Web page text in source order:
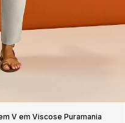
V em Viscose Puramania